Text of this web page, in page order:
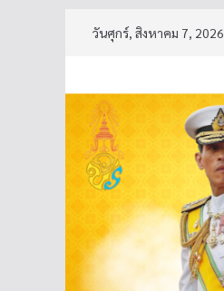
วันศุกร์, สิงหาคม 7, 2026